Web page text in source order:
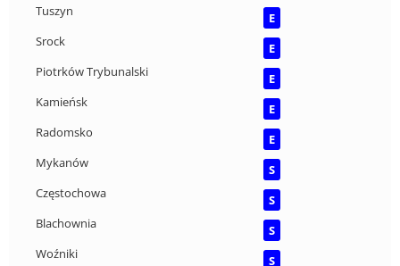
Tuszyn
E
Srock
E
Piotrków Trybunalski
E
Kamieńsk
E
Radomsko
E
Mykanów
S
Częstochowa
S
Blachownia
S
Woźniki
S